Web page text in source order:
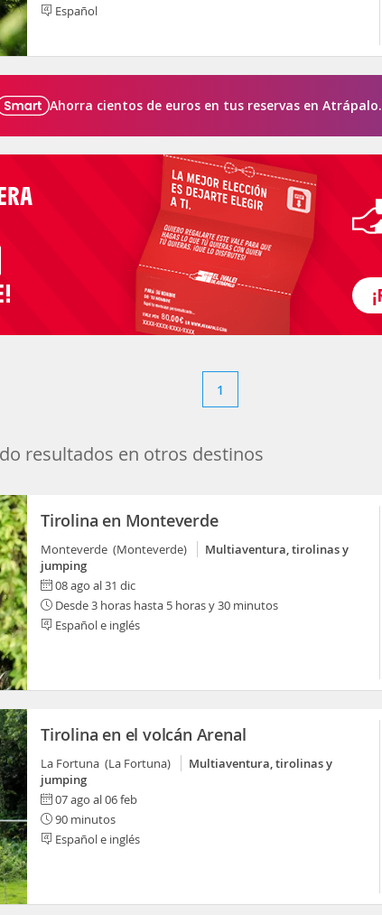
Español
Ahorra cientos de euros en tus reservas en Atrápalo.
1
resultados en otros destinos
Tirolina en Monteverde
Monteverde (Monteverde)
Multiaventura, tirolinas y
jumping
08 ago al 31 dic
Desde 3 horas hasta 5 horas y 30 minutos
Español e inglés
Tirolina en el volcán Arenal
La Fortuna (La Fortuna)
Multiaventura, tirolinas y
jumping
07 ago al 06 feb
90 minutos
Español e inglés